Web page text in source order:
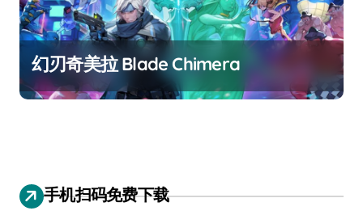
幻刃奇美拉 Blade Chimera
手机扫码免费下载